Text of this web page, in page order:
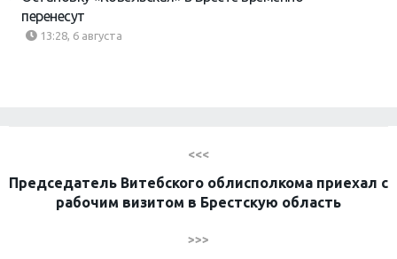
перенесут
13:28, 6 августа
<<<
Председатель Витебского облисполкома приехал с
рабочим визитом в Брестскую область
>>>